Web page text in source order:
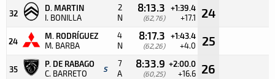
32
D. MARTIN
I. BONILLA
2
N
8:13.3
(62,76)
+1:39.4
+17.1 24
24
M. RODRÍGUEZ
M. BARBA
4
N
8:17.3
(62,26)
+1:43.4
+4.0 25
35
P. DE RABAGO
C. BARRETO S
7
A
8:33.9
(60,25)
+2:00.0
+16.6 26